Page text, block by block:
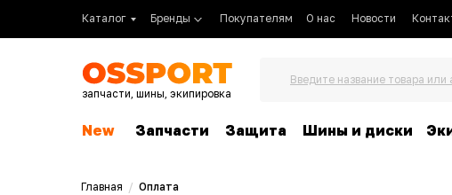
Каталог Новости
Бренды Покупателям О нас
Введите название товара или
Защита
Запчасти
New Шины и диски
запчасти, шины, экипировка
Главная / Оплата